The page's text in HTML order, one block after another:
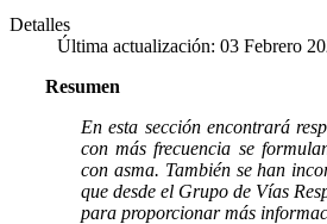
Detalles
Última actualización: 03 Febrero
Resumen
En esta sección encontrará
con más frecuencia se
con asma. También se han
que desde el Grupo de Vías
para proporcionar más